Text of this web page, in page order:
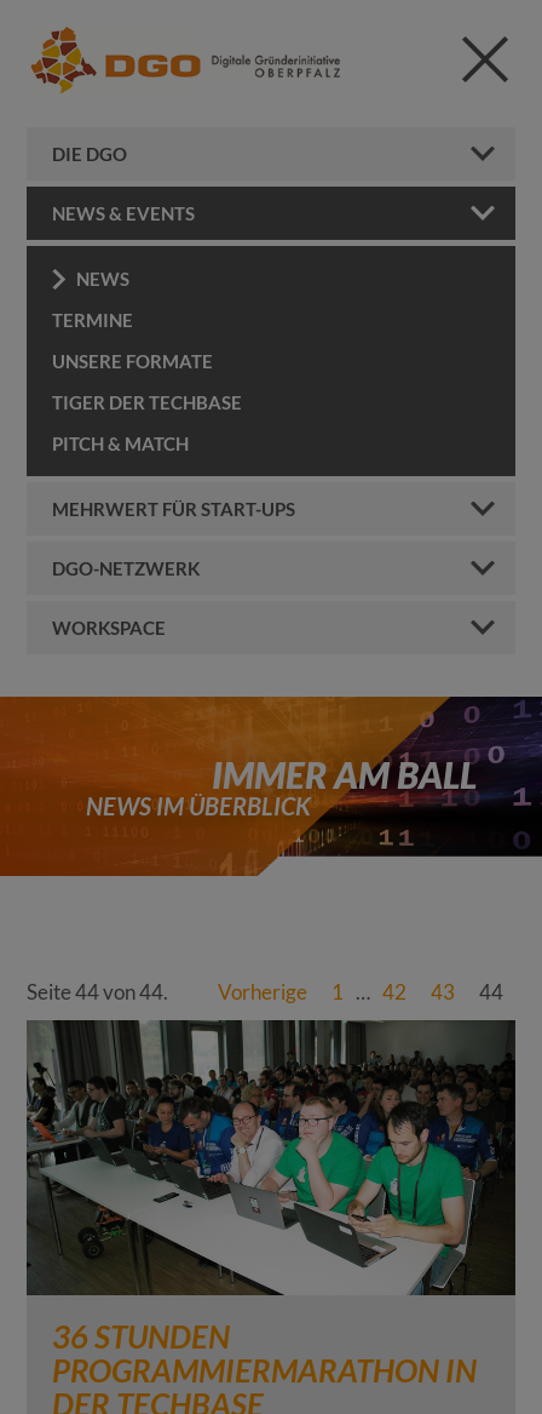
DIE DGO
NEWS & EVENTS
NEWS
TERMINE
UNSERE FORMATE
TIGER DER TECHBASE
PITCH & MATCH
MEHRWERT FÜR START-UPS
DGO-NETZWERK
WORKSPACE
IMMER AM BALL
NEWS IM ÜBERBLICK
Seite 44 von 44. Vorherige 1 … 42 43 44
36 STUNDEN
PROGRAMMIERMARATHON IN
DER TECHBASE